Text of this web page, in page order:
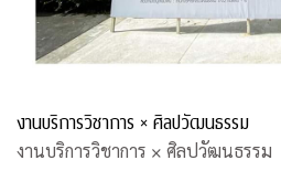
งานบริการวิชาการ × ศิลปวัฒนธรรม
งานบริการวิชาการ × ศิลปวัฒนธรรม